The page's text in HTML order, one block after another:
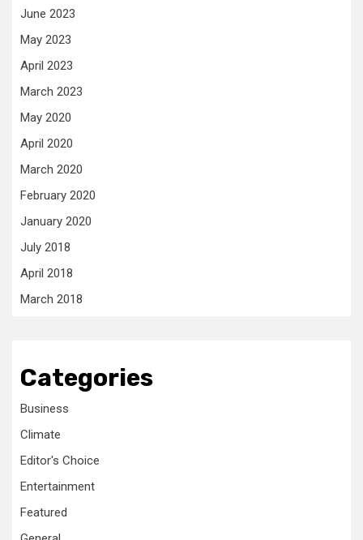
June 2023
May 2023
April 2023
March 2023
May 2020
April 2020
March 2020
February 2020
January 2020
July 2018
April 2018
March 2018
Categories
Business
Climate
Editor's Choice
Entertainment
Featured